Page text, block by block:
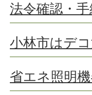
法令確認・
小林市はデ
省エネ照明